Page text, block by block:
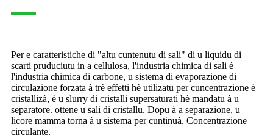
Per e caratteristiche di "altu cuntenutu di sali" di u liquidu di
scarti pruduciutu in a cellulosa, l'industria chimica di sali è
l'industria chimica di carbone, u sistema di evaporazione di
circulazione forzata à trè effetti hè utilizatu per cuncentrazione è
cristallizà, è u slurry di cristalli supersaturati hè mandatu à u
separatore. ottene u sali di cristallu. Dopu à a separazione, u
licore mamma torna à u sistema per cuntinuà. Concentrazione
circulante.